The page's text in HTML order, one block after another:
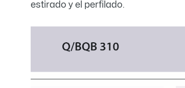
estirado y el perfilado.